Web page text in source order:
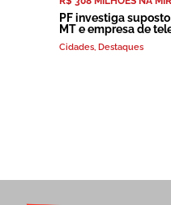
PF investiga
MT e empresa de
Cidades Destaques